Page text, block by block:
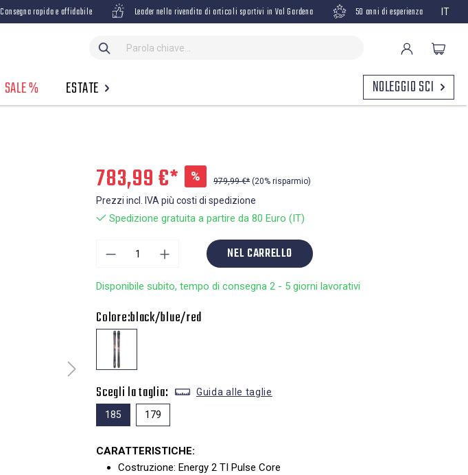
Consegna rapida e affidabile Leader nella rivendita di articoli sportivi in Val Gardena 50 anni di esperienza IT
SALE % ESTATE NOLEGGIO SCI
783,99 €* % 979,99 €* (20% risparmio)
Prezzi incl. IVA più costi di spedizione
Spedizione gratuita a partire da 80 Euro (IT)
NEL CARRELLO
Disponibile subito, tempo di consegna 2 - 5 giorni lavorativi
Colore:black/blue/red
Scegli la taglia: Guida alle taglie
185 179
CARATTERISTICHE:
Costruzione: Energy 2 TI Pulse Core